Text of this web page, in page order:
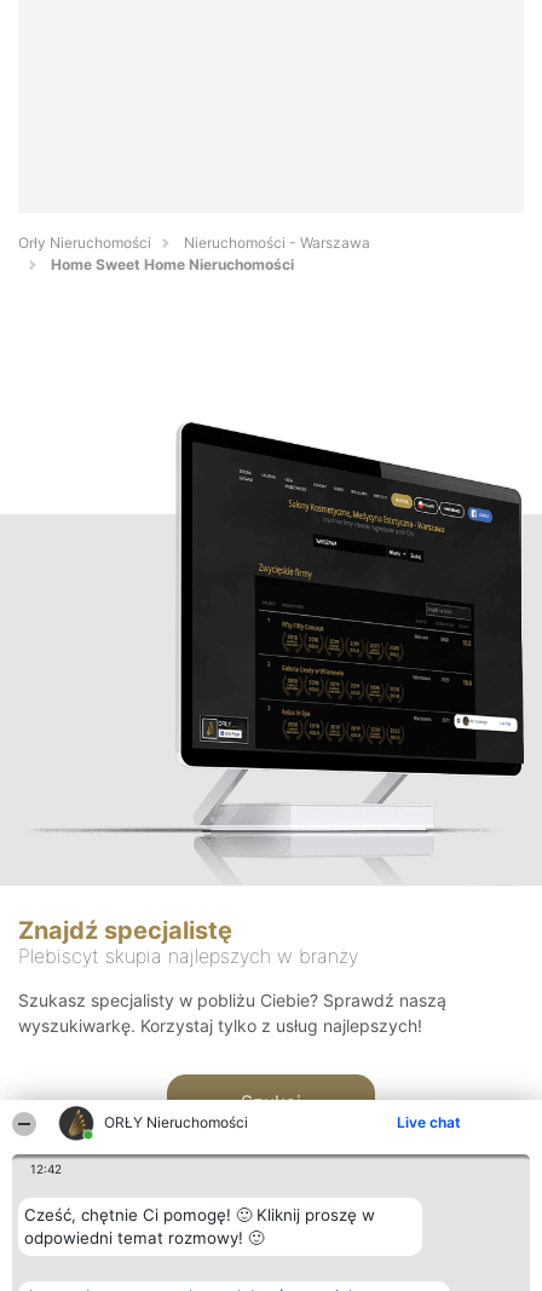
ORŁY Nieruchomości Live chat
12:42
Cześć, chętnie Ci pomogę! 🙂 Kliknij proszę w
odpowiedni temat rozmowy! 🙂
Orły Nieruchomości
Nieruchomości - Warszawa
Home Sweet Home Nieruchomości
Znajdź specjalistę
Plebiscyt skupia najlepszych w branży
Szukasz specjalisty w pobliżu Ciebie? Sprawdź naszą
wyszukiwarkę. Korzystaj tylko z usług najlepszych!
Szukaj
Organizator plebiscytu Plebiscyt Kontakt